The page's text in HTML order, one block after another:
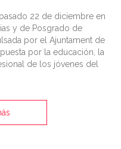
22 de diciembre en
y de Posgrado de
por el Ajuntament de
por la educación, la
de los jóvenes del